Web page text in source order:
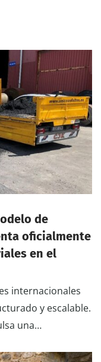
de
oficialmente
en el
internacionales
y escalable.
una…